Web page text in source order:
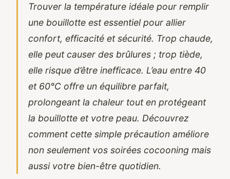
Trouver la température idéale pour remplir
une bouillotte est essentiel pour allier
confort, efficacité et sécurité. Trop chaude,
elle peut causer des brûlures ; trop tiède,
elle risque d’être inefficace. L’eau entre 40
et 60°C offre un équilibre parfait,
prolongeant la chaleur tout en protégeant
la bouillotte et votre peau. Découvrez
comment cette simple précaution améliore
non seulement vos soirées cocooning mais
aussi votre bien-être quotidien.